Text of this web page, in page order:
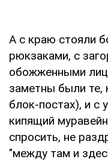
А с краю стояли
рюкзаками, с
обожженными
заметны были те,
блок-постах), и с
кипящий
спросить, не
"между там и